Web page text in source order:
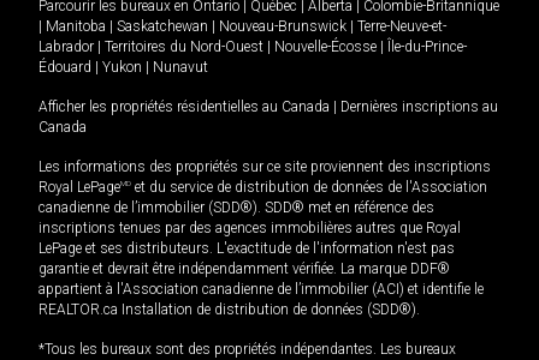
Parcourir les bureaux en Ontario Québec Alberta
Colombie-Britannique
Manitoba Saskatchewan Nouveau-Brunswick
Terre-Neuve-et-
Labrador
Territoires du Nord-Ouest Nouvelle-Écosse
Île-du-Prince-
Édouard
Yukon Nunavut
Afficher les propriétés résidentielles au Canada
Dernières inscriptions au
Canada
Les informations des propriétés sur ce site proviennent des inscriptions
Royal LePageMD et du service de distribution de données de l'Association
canadienne de l’immobilier (SDD®). SDD® met en référence des
inscriptions tenues par des agences immobilières autres que Royal
LePage et ses distributeurs. L'exactitude de l'information n'est pas
garantie et devrait être indépendamment vérifiée. La marque DDF®
appartient à l'Association canadienne de l’immobilier (ACI) et identifie le
REALTOR.ca Installation de distribution de données (SDD®).
*Tous les bureaux sont des propriétés indépendantes. Les bureaux